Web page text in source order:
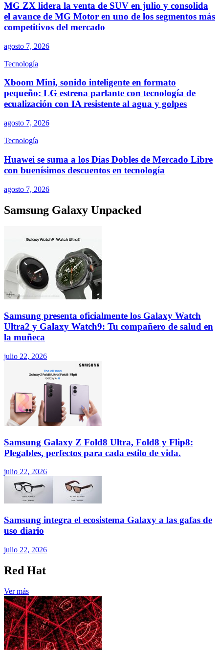
MG ZX lidera la venta de SUV en julio y consolida
el avance de MG Motor en uno de los segmentos más
competitivos del mercado
agosto 7, 2026
Tecnología
Xboom Mini, sonido inteligente en formato
pequeño: LG estrena parlante con tecnología de
ecualización con IA resistente al agua y golpes
agosto 7, 2026
Tecnología
Huawei se suma a los Días Dobles de Mercado Libre
con buenísimos descuentos en tecnología
agosto 7, 2026
Samsung Galaxy Unpacked
Samsung presenta oficialmente los Galaxy Watch
Ultra2 y Galaxy Watch9: Tu compañero de salud en
la muñeca
julio 22, 2026
Samsung Galaxy Z Fold8 Ultra, Fold8 y Flip8:
Plegables, perfectos para cada estilo de vida.
julio 22, 2026
Samsung integra el ecosistema Galaxy a las gafas de
uso diario
julio 22, 2026
Red Hat
Ver más